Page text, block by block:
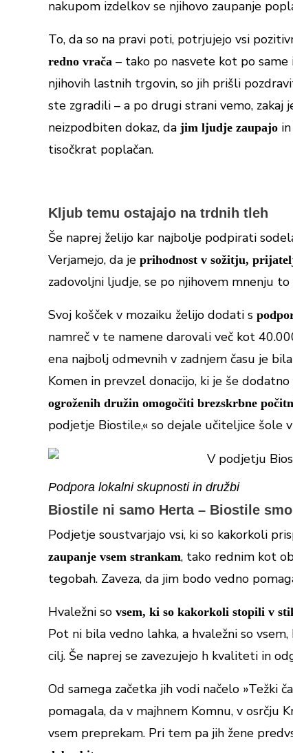
nakupom izdelkov se njihovo zaupanje
To, da so na pravi poti, potrjujejo vsi
redno vrača – tako po nasvete kot po
njihovih lastnih trgovin, so jih prišli
ste zgradili – a po drugi strani vemo, zakaj
neizpodbiten dokaz, da jim ljudje zaupajo in
tisočkrat poplačan.
Kljub temu ostajajo na trdnih tleh
Še naprej želijo kar najbolje podpirati
Verjamejo, da je prihodnost v sožitju,
zadovoljni ljudje, se po njihovem mnenju
Svoj košček v mozaiku želijo dodati s
namreč v te namene darovali več kot
ena najbolj odmevnih v zadnjem času je
Komen in prevzel donacijo, ki je še
ogroženih družin omogočiti brezskrbne
podjetje Biostile,« so dejale učiteljice šole
Podpora lokalni skupnosti in družbi
Biostile ni samo Herta – Biostile
Podjetje soustvarjajo vsi, ki so kakorkoli
zaupanje vsem strankam, tako rednim kot
tegobah. Zaveza, da jim bodo vedno
Hvaležni so vsem, ki so kakorkoli stopili v
Pot ni bila vedno lahka, a hvaležni so
cilj. Še naprej se zavezujejo h kvaliteti in
Od samega začetka jih vodi načelo »Težki
pomagala, da v majhnem Komnu, v osrčju
vsem preprekam. Pri tem pa jih žene